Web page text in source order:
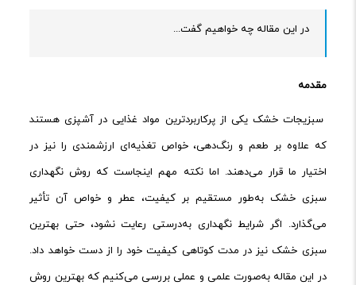
در این مقاله چه خواهیم گفت...
مقدمه
سبزیجات خشک یکی از پرکاربردترین مواد غذایی در آشپزی هستند
که علاوه بر طعم و رنگ‌دهی، خواص تغذیه‌ای ارزشمندی را نیز در
اختیار ما قرار می‌دهند. اما نکته مهم اینجاست که روش نگهداری
سبزی خشک به‌طور مستقیم بر کیفیت، عطر و خواص آن تأثیر
می‌گذارد. اگر شرایط نگهداری به‌درستی رعایت نشود، حتی بهترین
سبزی خشک نیز در مدت کوتاهی کیفیت خود را از دست خواهد داد.
در این مقاله به‌صورت علمی و عملی بررسی می‌کنیم که بهترین روش